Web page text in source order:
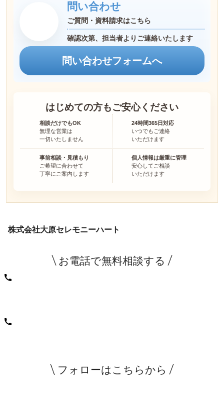
問い合わせ
ご質問・資料請求はこちら
確認次第、担当者よりご連絡いたします
問い合わせフォームへ
はじめての方もご安心ください
相談だけでもOK
無理な営業は
一切いたしません
24時間365日対応
いつでもご連絡
いただけます
事前相談・見積もり
ご希望に合わせて
丁寧にご案内します
個人情報は厳重に管理
安心してご相談
いただけます
株式会社大原セレモニーハート
お電話で無料相談する
フォローはこちらから